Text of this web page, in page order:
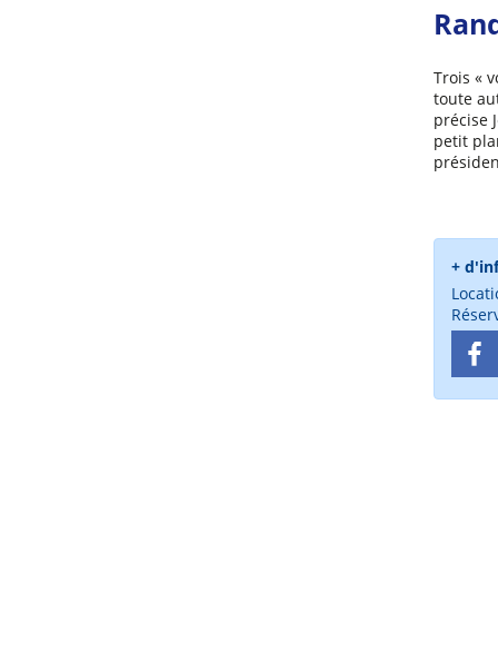
Trois «
toute
précise
petit
+